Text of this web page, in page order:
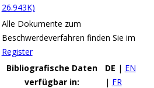
26.943K)
Alle Dokumente zum
Beschwerdeverfahren finden Sie im
Register
Bibliografische Daten
verfügbar in:
DE | EN
| FR